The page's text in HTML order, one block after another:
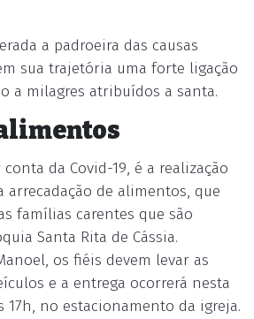
a padroeira das causas
sua trajetória uma forte ligação
a milagres atribuídos a santa.
da Covid-19, é a realização
de alimentos, que
famílias carentes que são
Santa Rita de Cássia.
os fiéis devem levar as
e a entrega ocorrerá nesta
17h, no estacionamento da igreja.